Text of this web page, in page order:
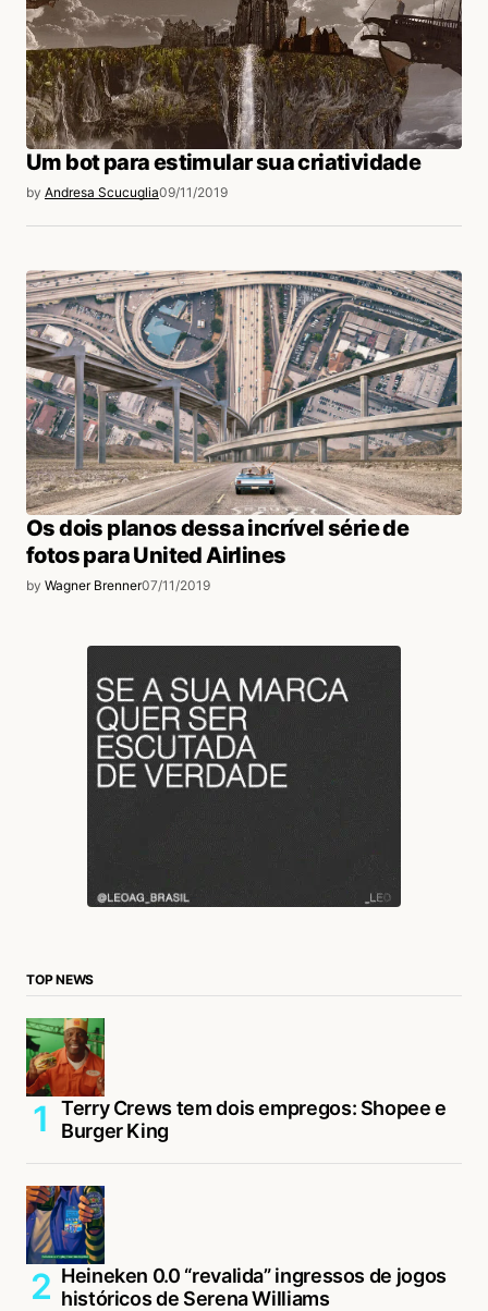
Um bot para estimular sua criatividade
by Andresa Scucuglia09/11/2019
Os dois planos dessa incrível série de
fotos para United Airlines
by Wagner Brenner07/11/2019
TOP NEWS
Terry Crews tem dois empregos: Shopee e
Burger King
Heineken 0.0 “revalida” ingressos de jogos
históricos de Serena Williams